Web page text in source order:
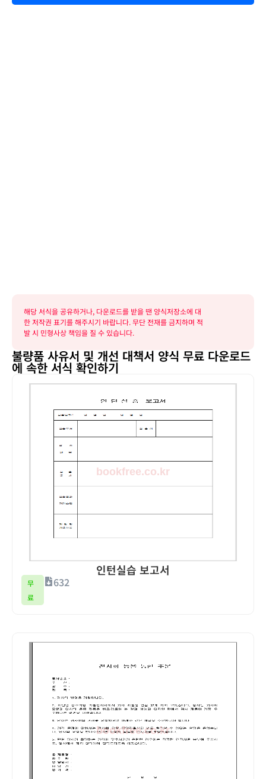
해당 서식을 공유하거나, 다운로드를 받을 땐 양식저장소에 대
한 저작권 표기를 해주시기 바랍니다. 무단 전재를 금지하며 적
발 시 민형사상 책임을 질 수 있습니다.
불량품 사유서 및 개선 대책서 양식 무료 다운로드
에 속한 서식 확인하기
인턴실습 보고서
무
료
632